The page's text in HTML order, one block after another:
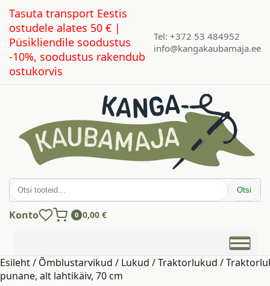
Tasuta transport Eestis
ostudele alates 50 € |
Püsikliendile soodustus
-10%, soodustus rakendub
ostukorvis
Tel: +372 53 484952
info@kangakaubamaja.ee
Otsi: Otsi
Konto 0 0,00 €
Esileht/ Õmblustarvikud / Lukud /Traktorlukud /
punane, alt lahtikäiv, 70 cm